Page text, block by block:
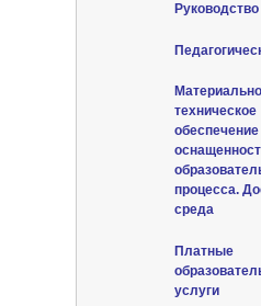
Руководство
техническое
обеспечение
процесса.
среда
Платные
услуги